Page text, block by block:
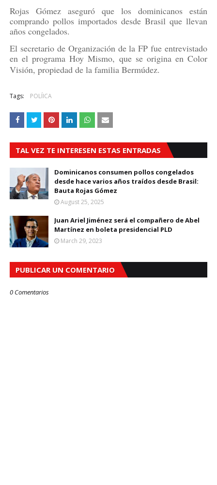
Rojas Gómez aseguró que los dominicanos están
comprando pollos importados desde Brasil que llevan
años congelados.
El secretario de Organización de la FP fue entrevistado
en el programa Hoy Mismo, que se origina en Color
Visión, propiedad de la familia Bermúdez.
Tags: POLÍICA
TAL VEZ TE INTERESEN ESTAS ENTRADAS
Dominicanos consumen pollos congelados
desde hace varios años traídos desde Brasil:
Bauta Rojas Gómez
August 25, 2025
Juan Ariel Jiménez será el compañero de Abel
Martínez en boleta presidencial PLD
March 29, 2023
PUBLICAR UN COMENTARIO
0 Comentarios